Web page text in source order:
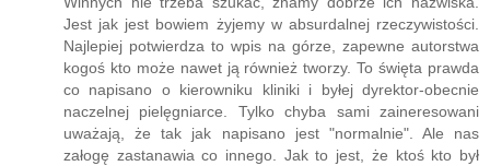
Jest jak jest bowiem żyjemy w absurdalnej rzeczywistości.
Najlepiej potwierdza to wpis na górze, zapewne autorstwa
kogoś kto może nawet ją również tworzy. To święta prawda
co napisano o kierowniku kliniki i byłej dyrektor-obecnie
naczelnej pielęgniarce. Tylko chyba sami zaineresowani
uważają, że tak jak napisano jest "normalnie". Ale nas
załogę zastanawia co innego. Jak to jest, że ktoś kto był